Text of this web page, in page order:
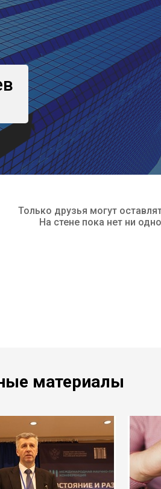
Только друзья могут
На стене пока нет ни
материалы